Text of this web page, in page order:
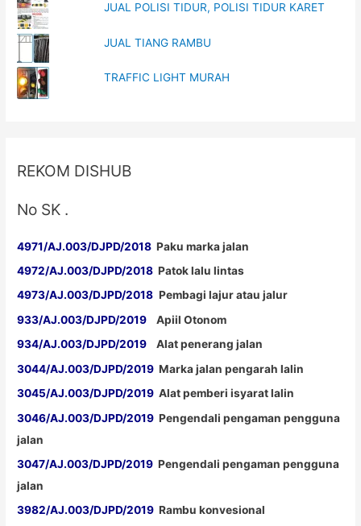
JUAL POLISI TIDUR, POLISI TIDUR KARET
JUAL TIANG RAMBU
TRAFFIC LIGHT MURAH
REKOM DISHUB
No SK .
4971/AJ.003/DJPD/2018 Paku marka jalan
4972/AJ.003/DJPD/2018 Patok lalu lintas
4973/AJ.003/DJPD/2018 Pembagi lajur atau jalur
933/AJ.003/DJPD/2019 Apiil Otonom
934/AJ.003/DJPD/2019 Alat penerang jalan
3044/AJ.003/DJPD/2019 Marka jalan pengarah lalin
3045/AJ.003/DJPD/2019 Alat pemberi isyarat lalin
3046/AJ.003/DJPD/2019 Pengendali pengaman pengguna
jalan
3047/AJ.003/DJPD/2019 Pengendali pengaman pengguna
jalan
3982/AJ.003/DJPD/2019 Rambu konvesional